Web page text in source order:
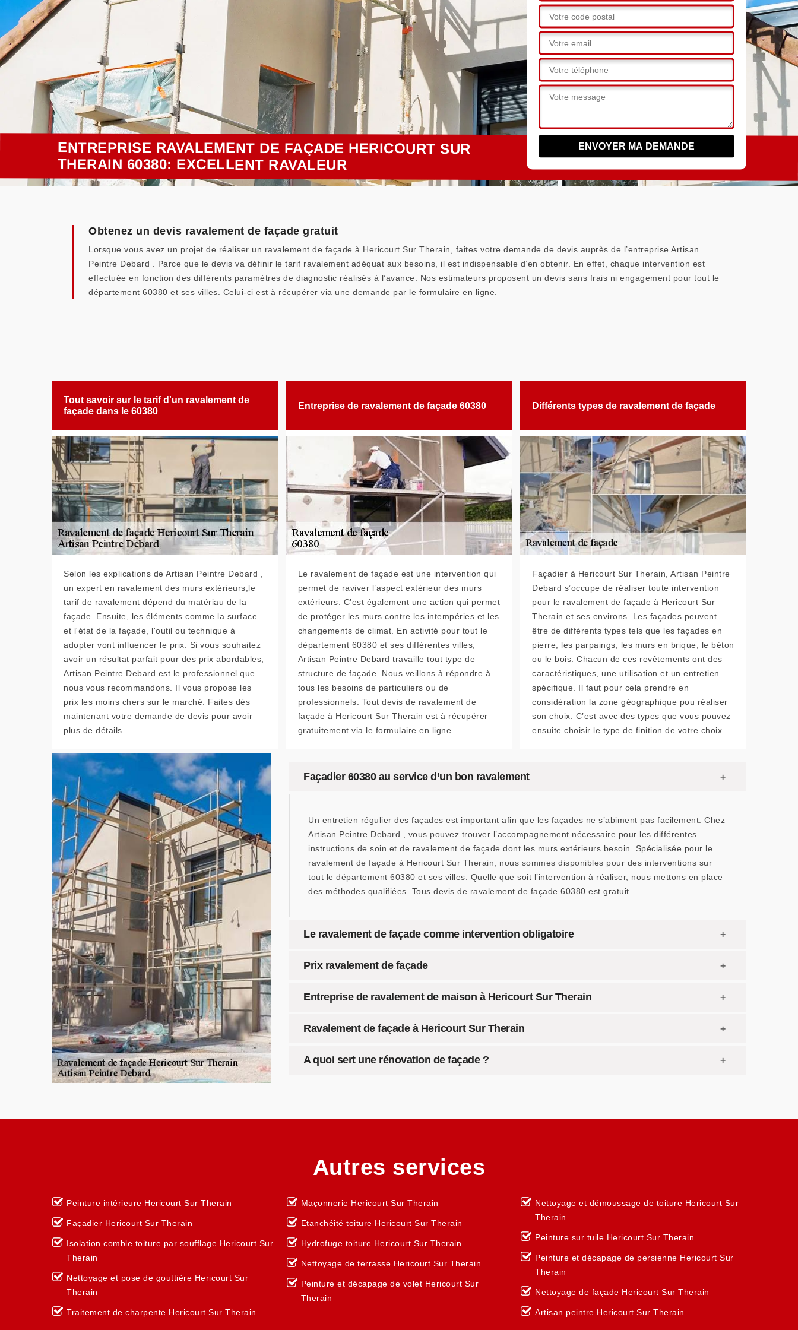
ENTREPRISE RAVALEMENT DE FAÇADE HERICOURT SUR
THERAIN 60380: EXCELLENT RAVALEUR
Obtenez un devis ravalement de façade gratuit
Lorsque vous avez un projet de réaliser un ravalement de façade à Hericourt Sur Therain, faites votre demande de devis auprès de l’entreprise Artisan
Peintre Debard . Parce que le devis va définir le tarif ravalement adéquat aux besoins, il est indispensable d’en obtenir. En effet, chaque intervention est
effectuée en fonction des différents paramètres de diagnostic réalisés à l’avance. Nos estimateurs proposent un devis sans frais ni engagement pour tout le
département 60380 et ses villes. Celui-ci est à récupérer via une demande par le formulaire en ligne.
Tout savoir sur le tarif d'un ravalement de
façade dans le 60380
Selon les explications de Artisan Peintre Debard ,
un expert en ravalement des murs extérieurs,le
tarif de ravalement dépend du matériau de la
façade. Ensuite, les éléments comme la surface
et l'état de la façade, l'outil ou technique à
adopter vont influencer le prix. Si vous souhaitez
avoir un résultat parfait pour des prix abordables,
Artisan Peintre Debard est le professionnel que
nous vous recommandons. Il vous propose les
prix les moins chers sur le marché. Faites dès
maintenant votre demande de devis pour avoir
plus de détails.
Entreprise de ravalement de façade 60380
Le ravalement de façade est une intervention qui
permet de raviver l’aspect extérieur des murs
extérieurs. C’est également une action qui permet
de protéger les murs contre les intempéries et les
changements de climat. En activité pour tout le
département 60380 et ses différentes villes,
Artisan Peintre Debard travaille tout type de
structure de façade. Nous veillons à répondre à
tous les besoins de particuliers ou de
professionnels. Tout devis de ravalement de
façade à Hericourt Sur Therain est à récupérer
gratuitement via le formulaire en ligne.
Différents types de ravalement de façade
Façadier à Hericourt Sur Therain, Artisan Peintre
Debard s’occupe de réaliser toute intervention
pour le ravalement de façade à Hericourt Sur
Therain et ses environs. Les façades peuvent
être de différents types tels que les façades en
pierre, les parpaings, les murs en brique, le béton
ou le bois. Chacun de ces revêtements ont des
caractéristiques, une utilisation et un entretien
spécifique. Il faut pour cela prendre en
considération la zone géographique pou réaliser
son choix. C’est avec des types que vous pouvez
ensuite choisir le type de finition de votre choix.
Façadier 60380 au service d’un bon ravalement
Un entretien régulier des façades est important afin que les façades ne s’abiment pas facilement. Chez
Artisan Peintre Debard , vous pouvez trouver l’accompagnement nécessaire pour les différentes
instructions de soin et de ravalement de façade dont les murs extérieurs besoin. Spécialisée pour le
ravalement de façade à Hericourt Sur Therain, nous sommes disponibles pour des interventions sur
tout le département 60380 et ses villes. Quelle que soit l’intervention à réaliser, nous mettons en place
des méthodes qualifiées. Tous devis de ravalement de façade 60380 est gratuit.
Le ravalement de façade comme intervention obligatoire
Prix ravalement de façade
Entreprise de ravalement de maison à Hericourt Sur Therain
Ravalement de façade à Hericourt Sur Therain
A quoi sert une rénovation de façade ?
Autres services
Peinture intérieure Hericourt Sur Therain
Façadier Hericourt Sur Therain
Isolation comble toiture par soufflage Hericourt Sur
Therain
Nettoyage et pose de gouttière Hericourt Sur
Therain
Traitement de charpente Hericourt Sur Therain
Maçonnerie Hericourt Sur Therain
Etanchéité toiture Hericourt Sur Therain
Hydrofuge toiture Hericourt Sur Therain
Nettoyage de terrasse Hericourt Sur Therain
Peinture et décapage de volet Hericourt Sur
Therain
Nettoyage et démoussage de toiture Hericourt Sur
Therain
Peinture sur tuile Hericourt Sur Therain
Peinture et décapage de persienne Hericourt Sur
Therain
Nettoyage de façade Hericourt Sur Therain
Artisan peintre Hericourt Sur Therain